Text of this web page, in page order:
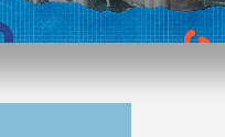
und bewirb dich wenn